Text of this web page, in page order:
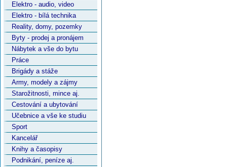
Elektro - audio, video
Elektro - bílá technika
Reality, domy, pozemky
Byty - prodej a pronájem
Nábytek a vše do bytu
Práce
Brigády a stáže
Army, modely a zájmy
Starožitnosti, mince aj.
Cestování a ubytování
Učebnice a vše ke studiu
Sport
Kancelář
Knihy a časopisy
Podnikání, peníze aj.